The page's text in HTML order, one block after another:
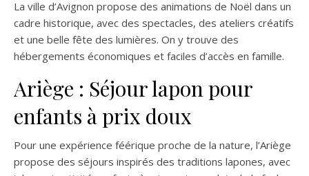
La ville d’Avignon propose des animations de Noël dans un
cadre historique, avec des spectacles, des ateliers créatifs
et une belle fête des lumières. On y trouve des
hébergements économiques et faciles d’accès en famille.
Ariège : Séjour lapon pour
enfants à prix doux
Pour une expérience féérique proche de la nature, l’Ariège
propose des séjours inspirés des traditions lapones, avec